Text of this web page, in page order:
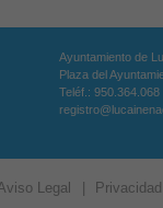
Ayuntamiento de
Plaza del
Teléf.: 950.364.068
Legal | Privacidad